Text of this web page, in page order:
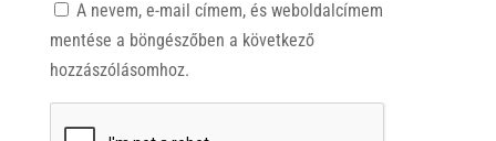
A nevem, e-mail címem, és weboldalcímem
mentése a böngészőben a következő
hozzászólásomhoz.